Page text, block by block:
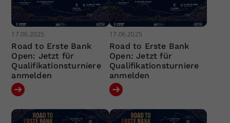
17.06.2025
Road to Erste Bank
Open: Jetzt für
Qualifikationsturniere
anmelden
17.06.2025
Road to Erste Bank
Open: Jetzt für
Qualifikationsturniere
anmelden